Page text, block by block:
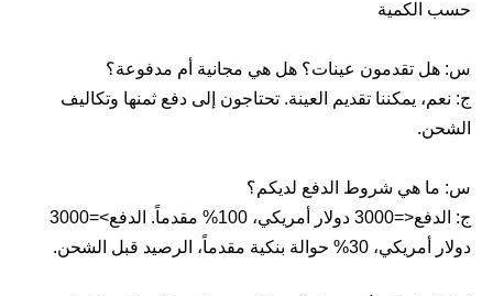
حسب الكمية
س: هل تقدمون عينات؟ هل هي مجانية أم مدفوعة؟
ج: نعم، يمكننا تقديم العينة. تحتاجون إلى دفع ثمنها وتكاليف
الشحن.
س: ما هي شروط الدفع لديكم؟
ج: الدفع<=3000 دولار أمريكي، 100% مقدماً. الدفع>=3000
دولار أمريكي، 30% حوالة بنكية مقدماً، الرصيد قبل الشحن.